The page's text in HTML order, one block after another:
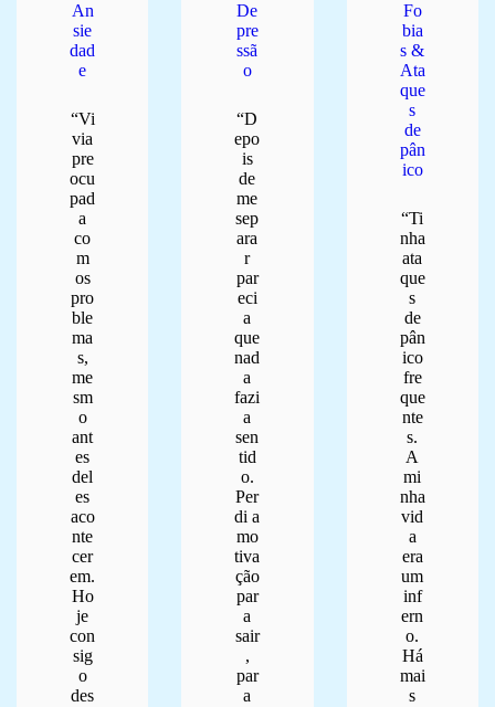
An
sie
dad
e
“Vi
via
pre
ocu
pad
a
co
m
os
pro
ble
ma
s,
me
sm
o
ant
es
del
es
aco
nte
cer
em.
Ho
je
con
sig
o
des
De
pre
ssã
o
“D
epo
is
de
me
sep
ara
r
par
eci
a
que
nad
a
fazi
a
sen
tid
o.
Per
di a
mo
tiva
ção
par
a
sair
,
par
a
Fo
bia
s &
Ata
que
s
de
pân
ico
“Ti
nha
ata
que
s
de
pân
ico
fre
que
nte
s.
A
mi
nha
vid
a
era
um
inf
ern
o.
Há
mai
s